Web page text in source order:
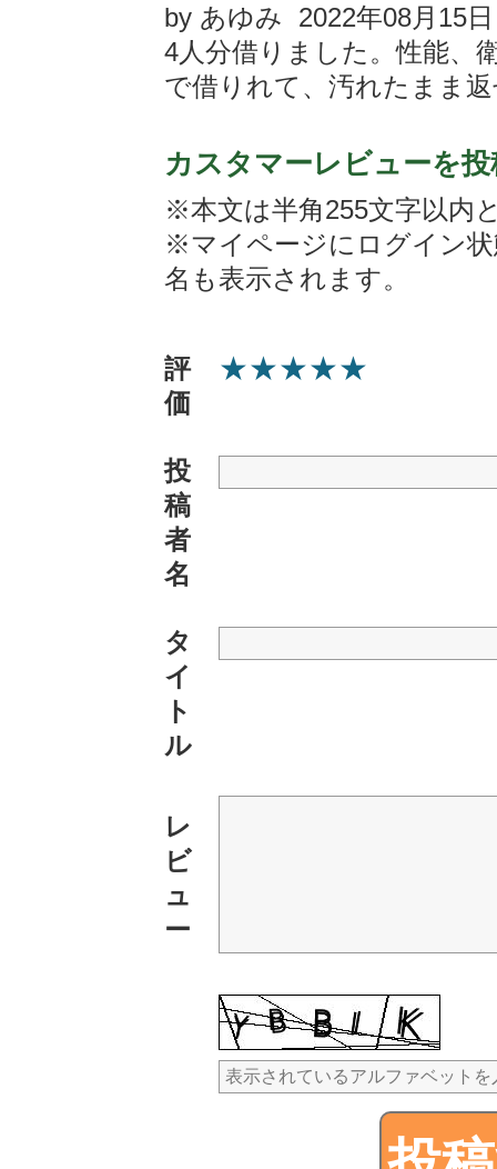
by あゆみ 2022年08月15日
4人分借りました。性能、
で借りれて、汚れたまま
カスタマーレビューを
※本文は半角255文字以内
※マイページにログイン
名も表示されます。
評
価
★★★★★
投
稿
者
名
タ
イ
ト
ル
レ
ビ
ュ
ー